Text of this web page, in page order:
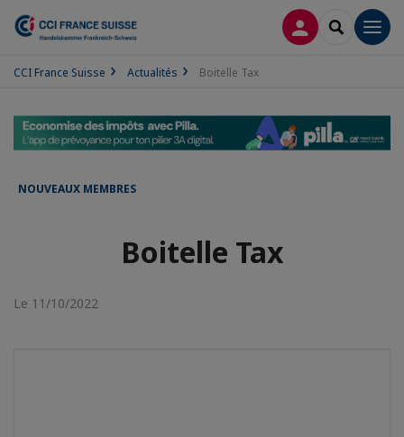
CONNEXION
CCI France Suisse Actualités Boitelle Tax
NOUVEAUX MEMBRES
Boitelle Tax
Le 11/10/2022